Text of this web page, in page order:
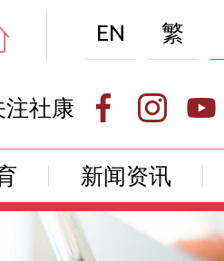
EN 繁
注社康
新闻资讯